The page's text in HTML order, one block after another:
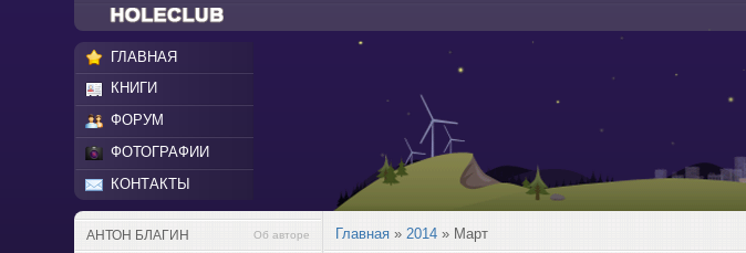
ГЛАВНАЯ
КНИГИ
ФОРУМ
ФОТОГРАФИИ
КОНТАКТЫ
АНТОН БЛАГИН Об авторе Главная »2014 » Март